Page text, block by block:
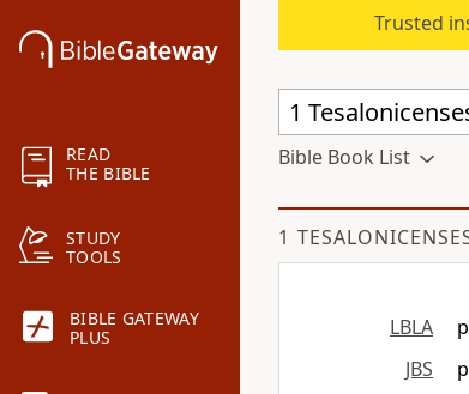
READ
THE BIBLE
STUDY
TOOLS
BIBLE GATEWAY
PLUS
Trusted
Bible Book List
1
LBLA
JBS